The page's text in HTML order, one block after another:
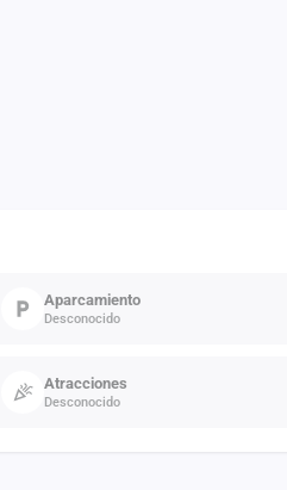
Aparcamiento
Desconocido
Atracciones
Desconocido